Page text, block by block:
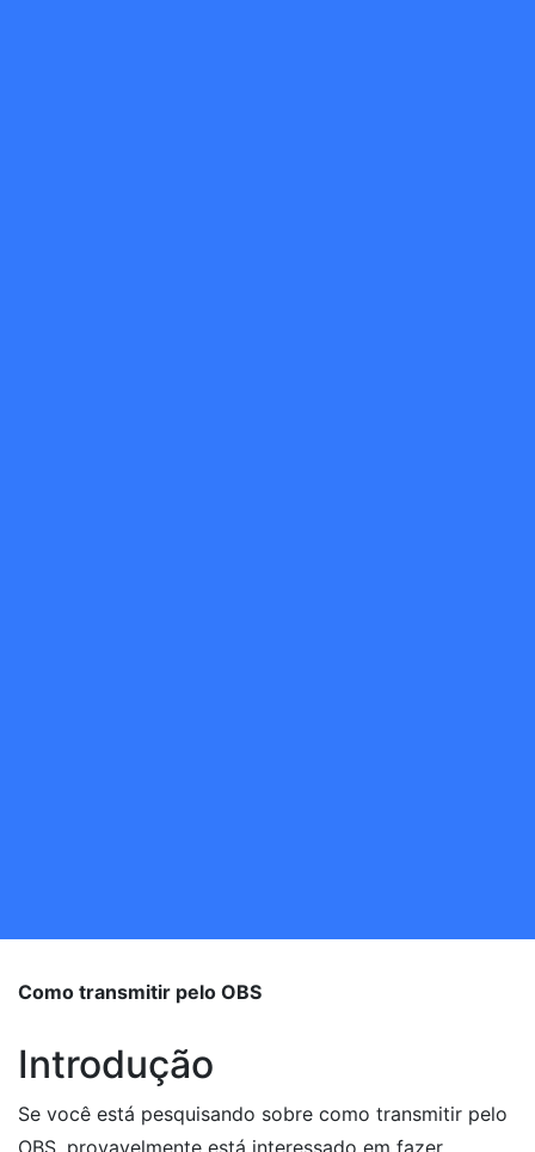
Como transmitir pelo OBS
Introdução
Se você está pesquisando sobre como transmitir pelo
OBS, provavelmente está interessado em fazer